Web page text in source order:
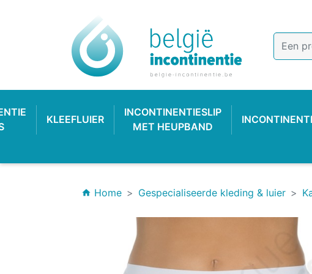
KLEEFLUIER
INCONTINENTIESLIP
MET HEUPBAND
INCONTINENTIEVERBAND
PLASTIC BROEKJE KATOENEN
HYGIËNE & VERZORGING SLAB
KLASSIEKE LUIER PULL-UP-LUIER
home Home Gespecialiseerde kleding & luier